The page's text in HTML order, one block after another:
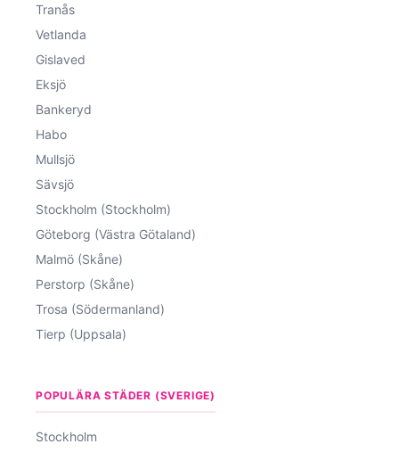
Tranås
Vetlanda
Gislaved
Eksjö
Bankeryd
Habo
Mullsjö
Sävsjö
Stockholm (Stockholm)
Göteborg (Västra Götaland)
Malmö (Skåne)
Perstorp (Skåne)
Trosa (Södermanland)
Tierp (Uppsala)
POPULÄRA STÄDER (SVERIGE)
Stockholm